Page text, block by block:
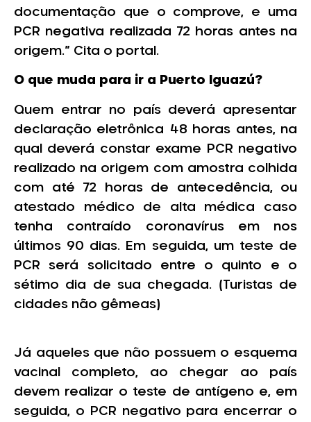
documentação que o comprove, e uma
PCR negativa realizada 72 horas antes na
origem.” Cita o portal.
O que muda para ir a Puerto Iguazú?
Quem entrar no país deverá apresentar
declaração eletrônica 48 horas antes, na
qual deverá constar exame PCR negativo
realizado na origem com amostra colhida
com até 72 horas de antecedência, ou
atestado médico de alta médica caso
tenha contraído coronavírus em nos
últimos 90 dias. Em seguida, um teste de
PCR será solicitado entre o quinto e o
sétimo dia de sua chegada. (Turistas de
cidades não gêmeas)
Já aqueles que não possuem o esquema
vacinal completo, ao chegar ao país
devem realizar o teste de antígeno e, em
seguida, o PCR negativo para encerrar o